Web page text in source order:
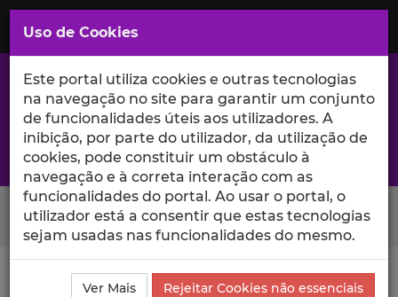
Saltar
para
Conteúdo
Principal
A excelência da investigação e ciência no Iscte
Search Button
Ciência_Iscte Autores Teresa Costa Pinto
Projetos
Uso de Cookies
Este portal utiliza cookies e outras tecnologias
na navegação no site para garantir um conjunto
de funcionalidades úteis aos utilizadores. A
inibição, por parte do utilizador, da utilização de
cookies, pode constituir um obstáculo à
navegação e à correta interação com as
funcionalidades do portal. Ao usar o portal, o
utilizador está a consentir que estas tecnologias
sejam usadas nas funcionalidades do mesmo.
Ver Mais
Rejeitar Cookies não essenciais